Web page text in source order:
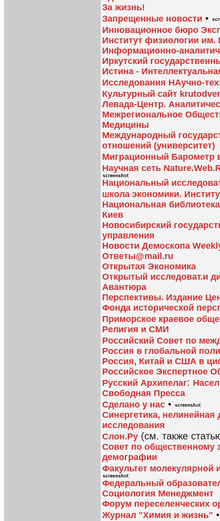
За жизнь!
Запрещенные новости •
Инновационное бюро
Институт физиологии
Информационно-
Иркутский
Истина -
Исследования НАучно-
Культурный сайт
Левада-Центр.
Межрегиональное
Медицины
Международный
отношений (университет)
Миграционный Барометр
Научная сеть
Национальный
школа экономики.
Национальная
Киев
Новосибирский
управления
Новости Демоскопа
Ответы@mail.ru
Открытая Экономика
Открытый исследоват.и
Авантюра
Перспективы. Издание
Фонда исторической
Приморское краевое
Религия и СМИ
Российский Совет по
Россия в глобальной
Россия, Китай и США в
Российское Экспертное
Русский Архипелаг:
Свободная Пресса
Сделано у нас •
Синергетика,
исследования
Слон.Ру (см. также
Совет по общественному
демографии
Факультет
Федеральный
Социология Менеджмент
Форум переселенческих
Журнал "Химия и жизнь"